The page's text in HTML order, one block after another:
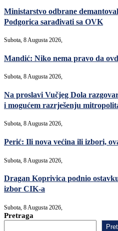
Ministarstvo odbrane
Podgorica sarađivati sa OVK
Subota, 8 Augusta 2026,
Mandić: Niko nema pravo da
Subota, 8 Augusta 2026,
Na proslavi Vučjeg Dola
i mogućem razrješenju
Subota, 8 Augusta 2026,
Perić: Ili nova većina ili izbori,
Subota, 8 Augusta 2026,
Dragan Koprivica podnio
izbor CIK-a
Subota, 8 Augusta 2026,
Pretraga